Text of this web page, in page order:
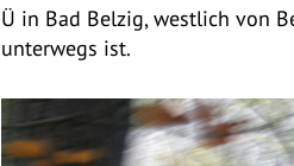
Ü in Bad Belzig, westlich von
unterwegs ist.